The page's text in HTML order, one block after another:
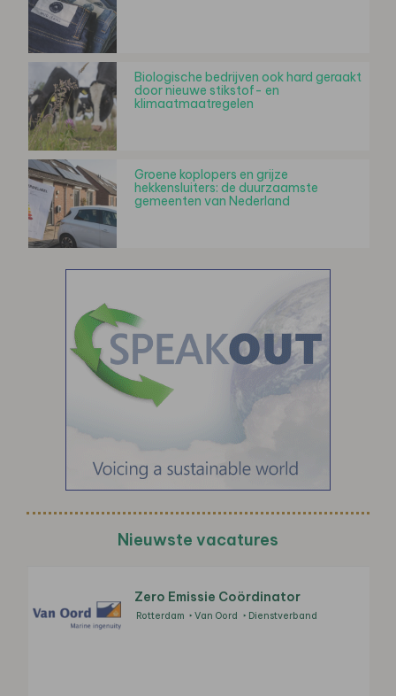
Biologische bedrijven ook hard geraakt
door nieuwe stikstof- en
klimaatmaatregelen
Groene koplopers en grijze
hekkensluiters: de duurzaamste
gemeenten van Nederland
Nieuwste vacatures
Zero Emissie Coördinator
Rotterdam Van Oord Dienstverband